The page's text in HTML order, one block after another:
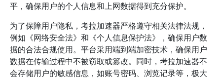
平，确保用户的个人信息和上网数据得到充分保护。
为了保障用户隐私，考拉加速器严格遵守相关法律法规，
例如《网络安全法》和《个人信息保护法》，确保用户数
据的合法合规使用。平台采用端到端加密技术，确保用户
数据在传输过程中不被窃取或篡改。同时，考拉加速器不
会存储用户的敏感信息，如账号密码、浏览记录等，极大